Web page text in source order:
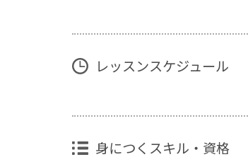
レッスンスケジュール
身につくスキル・資格